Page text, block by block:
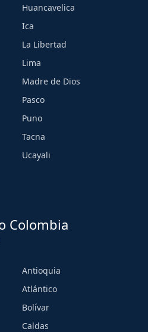
Huancavelica
Ica
La Libertad
Lima
Madre de Dios
Pasco
Puno
Tacna
Ucayali
Colombia
Antioquia
Atlántico
Bolívar
Caldas